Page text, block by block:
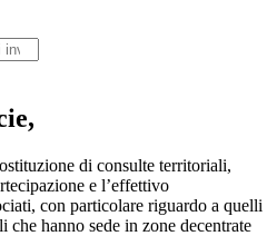
di consulte territoriali,
e l’effettivo
con particolare riguardo a quelli
hanno sede in zone decentrate